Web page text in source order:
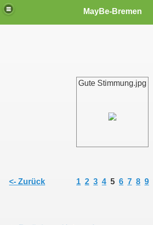
MayBe-Bremen
Gute Stimmung.jpg
<- Zurück 1 2 3 4 5 6 7 8 9